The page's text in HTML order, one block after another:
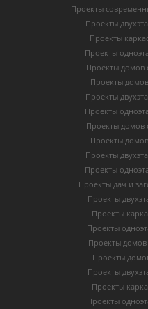
Проекты
Проекты
Проекты
Проекты
Проекты домов
Проекты
Проекты
Проекты
Проекты домов
Проекты
Проекты
Проекты
Проекты дач и
Проекты
Проекты
Проекты
Проекты домов
Проекты
Проекты
Проекты
Проекты